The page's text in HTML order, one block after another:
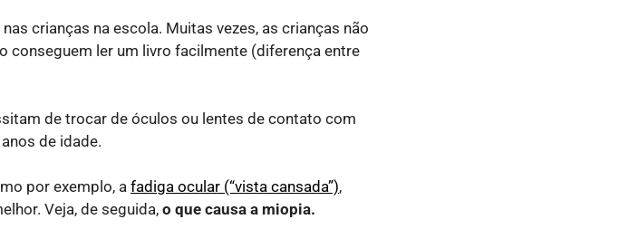
crianças na escola. Muitas vezes, as crianças não
conseguem ler um livro facilmente (diferença entre
de trocar de óculos ou lentes de contato com
de idade.
por exemplo, a fadiga ocular (“vista cansada”),
Veja, de seguida, o que causa a miopia.